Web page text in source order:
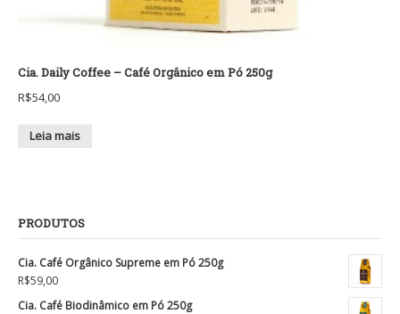
Cia. Daily Coffee – Café Orgânico em Pó 250g
R$54,00
Leia mais
PRODUTOS
Cia. Café Orgânico Supreme em Pó 250g
R$59,00
Cia. Café Biodinâmico em Pó 250g